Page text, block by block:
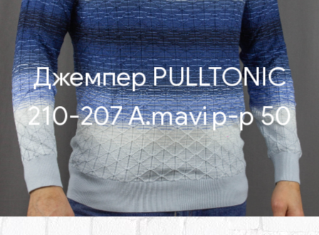
Джемпер PULLTONIC
210-207 А.mavi p-p 50